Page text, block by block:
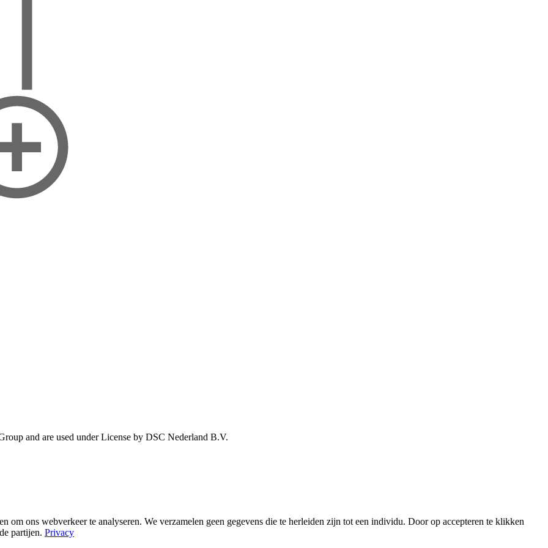
and are used under License by DSC Nederland B.V.
om ons webverkeer te analyseren. We verzamelen geen gegevens die te herleiden zijn tot een individu. Door op accepteren te klikken
partijen. Privacy